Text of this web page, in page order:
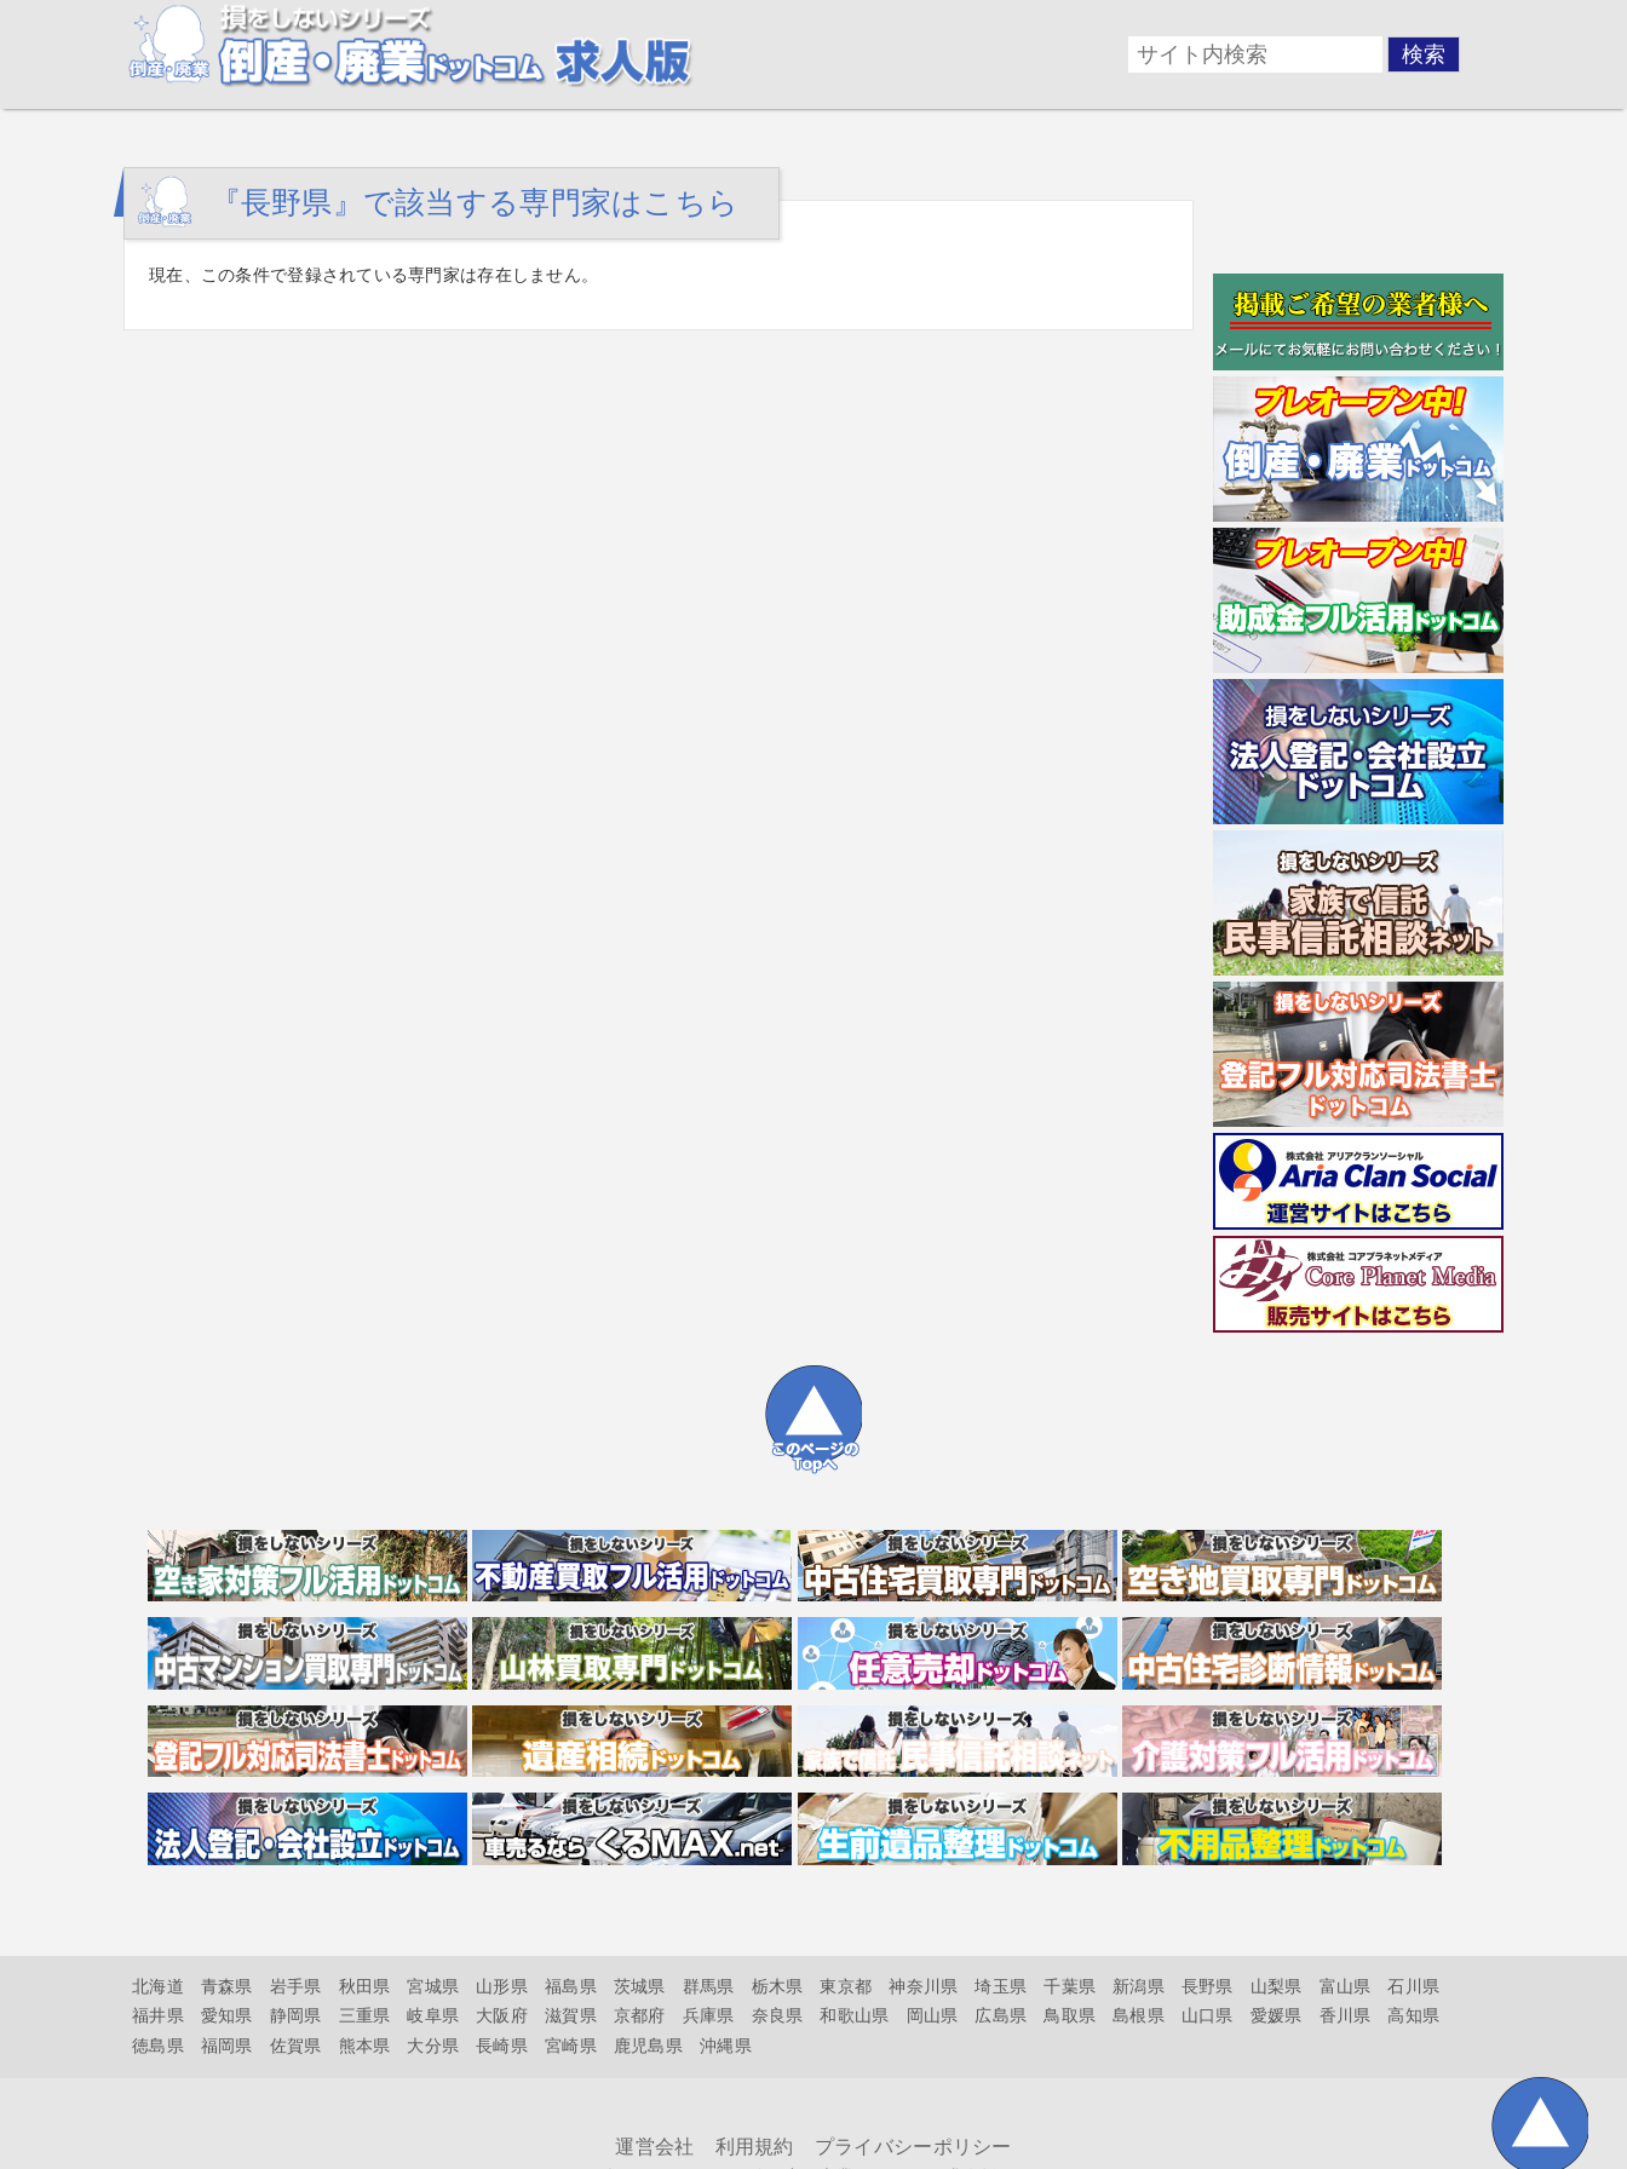
『長野県』で該当する専門家はこちら
現在、この条件で登録されている専門家は存在しません。
北海道 青森県 岩手県 秋田県 宮城県 山形県 福島県 茨城県 群馬県 栃木県 東京都 神奈川県 埼玉県 千葉県 新潟県 長野県 山梨県 富山県
石川県
福井県
愛知県 静岡県 三重県 岐阜県 大阪府 滋賀県 京都府 兵庫県 奈良県 和歌山県 岡山県 広島県 鳥取県 島根県 山口県 愛媛県 香川県
高知県
徳島県
福岡県 佐賀県 熊本県 大分県 長崎県 宮崎県 鹿児島県 沖縄県
運営会社 利用規約 プライバシーポリシー